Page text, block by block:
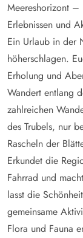
Meereshorizont –
Erlebnissen und
Ein Urlaub in der
höherschlagen.
Erholung und
Wandert entlang
zahlreichen
des Trubels, nur
Rascheln der
Erkundet die
Fahrrad und
lasst die
gemeinsame
Flora und Fauna